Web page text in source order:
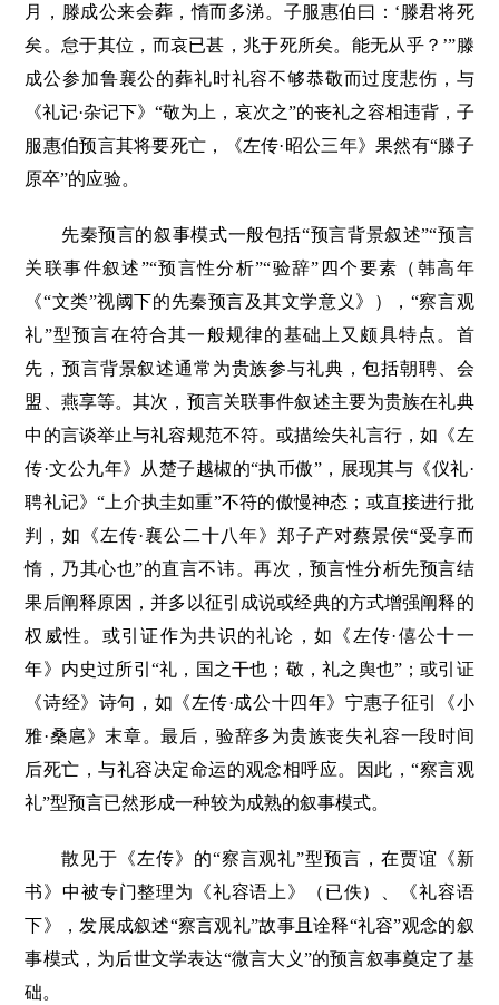
月，滕成公来会葬，惰而多涕。子服惠伯曰：‘滕君将死
矣。怠于其位，而哀已甚，兆于死所矣。能无从乎？’”滕
成公参加鲁襄公的葬礼时礼容不够恭敬而过度悲伤，与
《礼记·杂记下》“敬为上，哀次之”的丧礼之容相违背，子
服惠伯预言其将要死亡，《左传·昭公三年》果然有“滕子
原卒”的应验。
先秦预言的叙事模式一般包括“预言背景叙述”“预言
关联事件叙述”“预言性分析”“验辞”四个要素（韩高年
《“文类”视阈下的先秦预言及其文学意义》），“察言观
礼”型预言在符合其一般规律的基础上又颇具特点。首
先，预言背景叙述通常为贵族参与礼典，包括朝聘、会
盟、燕享等。其次，预言关联事件叙述主要为贵族在礼典
中的言谈举止与礼容规范不符。或描绘失礼言行，如《左
传·文公九年》从楚子越椒的“执币傲”，展现其与《仪礼·
聘礼记》“上介执圭如重”不符的傲慢神态；或直接进行批
判，如《左传·襄公二十八年》郑子产对蔡景侯“受享而
惰，乃其心也”的直言不讳。再次，预言性分析先预言结
果后阐释原因，并多以征引成说或经典的方式增强阐释的
权威性。或引证作为共识的礼论，如《左传·僖公十一
年》内史过所引“礼，国之干也；敬，礼之舆也”；或引证
《诗经》诗句，如《左传·成公十四年》宁惠子征引《小
雅·桑扈》末章。最后，验辞多为贵族丧失礼容一段时间
后死亡，与礼容决定命运的观念相呼应。因此，“察言观
礼”型预言已然形成一种较为成熟的叙事模式。
散见于《左传》的“察言观礼”型预言，在贾谊《新
书》中被专门整理为《礼容语上》（已佚）、《礼容语
下》，发展成叙述“察言观礼”故事且诠释“礼容”观念的叙
事模式，为后世文学表达“微言大义”的预言叙事奠定了基
础。